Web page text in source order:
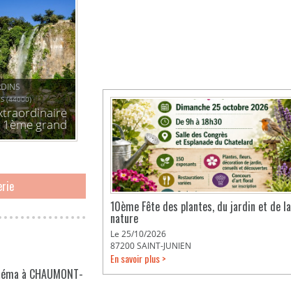
(44000)
grand
dans
à CHAUMONT-
10ème Fête des plantes, du jardin et de la
nature
Le 25/10/2026
87200 SAINT-JUNIEN
En savoir plus >